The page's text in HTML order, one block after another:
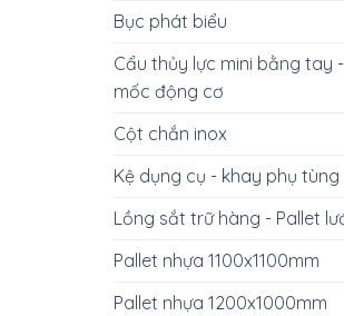
Bục phát biểu
Cẩu thủy lực mini bằng tay
mốc động cơ
Cột chắn inox
Kệ dụng cụ - khay phụ tùng
Lồng sắt trữ hàng - Pallet
Pallet nhựa 1100x1100mm
Pallet nhựa 1200x1000mm